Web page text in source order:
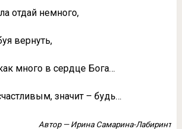
отдай немного,
вернуть,
много в сердце Бога…
значит – будь…
Автор — Ирина Самарина-Лабиринт